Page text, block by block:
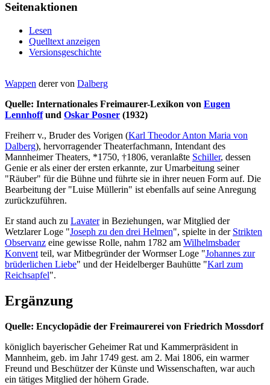
Seitenaktionen
Lesen
Quelltext anzeigen
Versionsgeschichte
Wappen derer von Dalberg
Quelle: Internationales Freimaurer-Lexikon von Eugen
Lennhoffund Oskar Posner (1932)
Freiherr v., Bruder des Vorigen (Karl Theodor Anton Maria von
Dalberg), hervorragender Theaterfachmann, Intendant des
Mannheimer Theaters, *1750, †1806, veranlaßte Schiller, dessen
Genie er als einer der ersten erkannte, zur Umarbeitung seiner
"Räuber" für die Bühne und führte sie in ihrer neuen Form auf. Die
Bearbeitung der "Luise Müllerin" ist ebenfalls auf seine Anregung
zurückzuführen.
Er stand auch zu Lavaterin Beziehungen, war Mitglied der
Wetzlarer Loge "Joseph zu den drei Helmen", spielte in der Strikten
Observanz eine gewisse Rolle, nahm 1782 am Wilhelmsbader
Konvent teil, war Mitbegründer der Wormser Loge "Johannes zur
brüderlichen Liebe" und der Heidelberger Bauhütte "Karl zum
Reichsapfel".
Ergänzung
Quelle: Encyclopädie der Freimaurerei von Friedrich Mossdorf
königlich bayerischer Geheimer Rat und Kammerpräsident in
Mannheim, geb. im Jahr 1749 gest. am 2. Mai 1806, ein warmer
Freund und Beschützer der Künste und Wissenschaften, war auch
ein tätiges Mitglied der höhern Grade.